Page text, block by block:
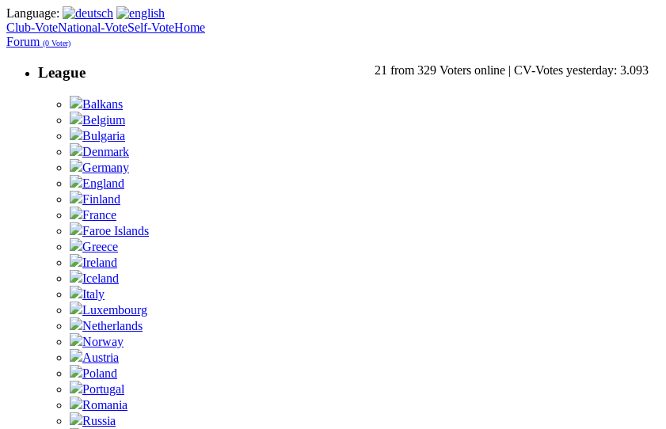
Language:
21 from 329 Voters online | CV-Votes yesterday: 3.093
Club-VoteNational-VoteSelf-VoteHome
Forum (0 Voter)
League
Balkans
Belgium
Bulgaria
Denmark
Germany
England
Finland
France
Faroe Islands
Greece
Ireland
Iceland
Italy
Luxembourg
Netherlands
Norway
Austria
Poland
Portugal
Romania
Russia